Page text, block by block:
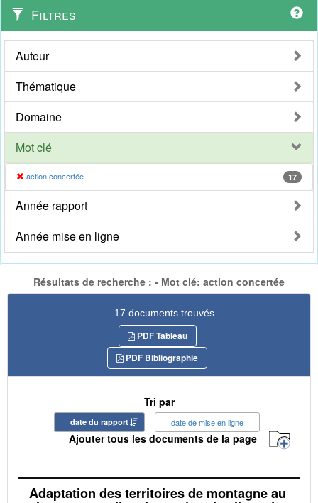
Filtres
Auteur
Thématique
Domaine
Mot clé
action concertée 17
Année rapport
Année mise en ligne
Résultats de recherche : - Mot clé: action concertée
17 documents trouvés
PDF Tableau
PDF Bibliographie
Tri par
date du rapport date de mise en ligne
Ajouter tous les documents de la page
Adaptation des territoires de montagne au